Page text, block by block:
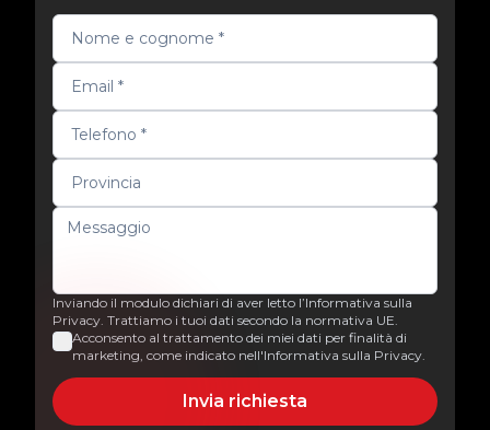
Inviando il modulo dichiari di aver letto l’Informativa sulla
Privacy. Trattiamo i tuoi dati secondo la normativa UE.
Acconsento al trattamento dei miei dati per finalità di
marketing, come indicato nell'Informativa sulla Privacy.
Invia richiesta